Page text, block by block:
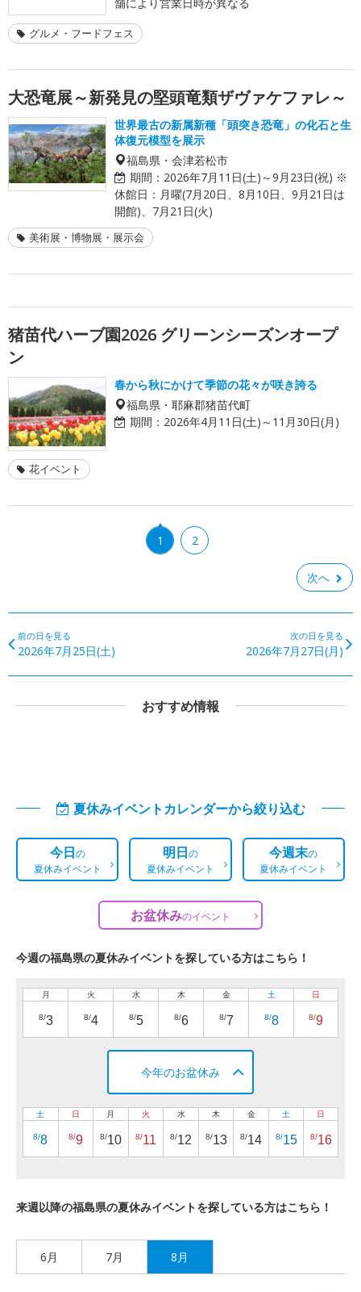
グルメ・フードフェス
大恐竜展～新発見の堅頭竜類ザヴァケファレ～
世界最古の新属新種「頭突き恐竜」の化石と生
体復元模型を展示
福島県・会津若松市
期間： 2026年7月11日(土)～9月23日(祝) ※
休館日：月曜(7月20日、8月10日、9月21日は
開館)、7月21日(火)
美術展・博物展・展示会
猪苗代ハーブ園2026 グリーンシーズンオープ
ン
春から秋にかけて季節の花々が咲き誇る
福島県・耶麻郡猪苗代町
期間： 2026年4月11日(土)～11月30日(月)
花イベント
1 2
次へ
前の日を見る
2026年7月25日(土)
次の日を見る
2026年7月27日(月)
おすすめ情報
夏休みイベントカレンダーから絞り込む
今日の
夏休みイベント
明日の
夏休みイベント
今週末の
夏休みイベント
お盆休みのイベント
今週の福島県の夏休みイベントを探している方はこちら！
月
8/3
火
8/4
水
8/5
木
8/6
金
8/7
土
8/8
日
8/9
今年のお盆休み
土
8/8
日
8/9
月
8/10
火
8/11
水
8/12
木
8/13
金
8/14
土
8/15
日
8/16
来週以降の福島県の夏休みイベントを探している方はこちら！
6月 7月 8月